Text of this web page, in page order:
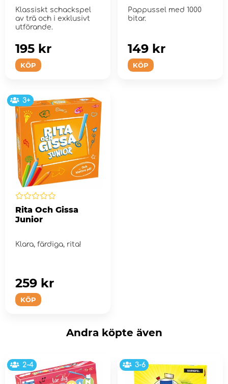
Klassiskt schackspel
av trä och i exklusivt
utförande.
KÖP
195 kr
Pappussel med 1000
bitar.
KÖP
149 kr
3+
Rita Och Gissa
Junior
Klara, färdiga, rita!
KÖP
259 kr
Andra köpte även
2-4 3-6